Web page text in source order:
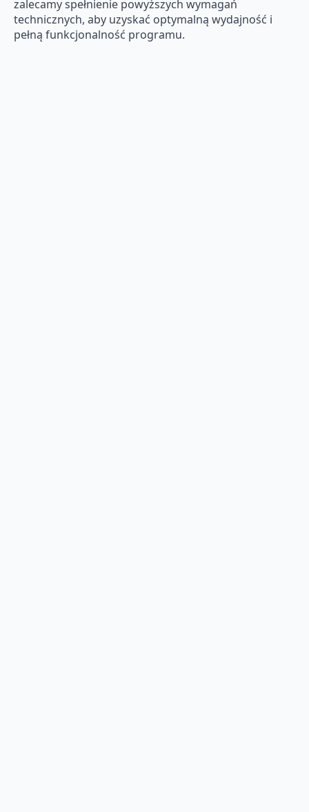
zalecamy spełnienie powyższych wymagań
technicznych, aby uzyskać optymalną wydajność i
pełną funkcjonalność programu.